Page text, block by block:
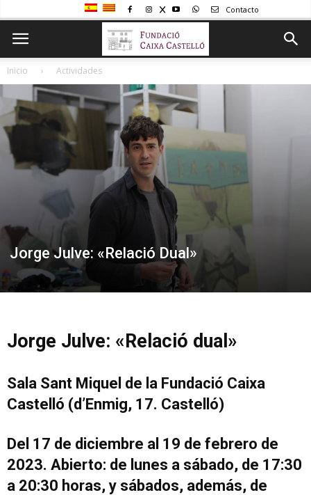
Contacto
Inicio Actividades
Jorge Julve: «Relació Dual»
Jorge Julve: «Relació dual»
Sala Sant Miquel de la Fundació Caixa
Castelló (d’Enmig, 17. Castelló)
Del 17 de diciembre al 19 de febrero de
2023. Abierto: de lunes a sábado, de 17:30
a 20:30 horas, y sábados, además, de